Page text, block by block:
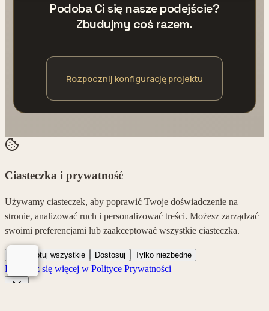
Podoba Ci się nasze podejście?
Zbudujmy coś razem.
Rozpocznij konfigurację projektu
Ciasteczka i prywatność
Używamy ciasteczek, aby poprawić Twoje doświadczenie na
stronie, analizować ruch i personalizować treści. Możesz zarządzać
swoimi preferencjami lub zaakceptować wszystkie ciasteczka.
Zaakceptuj wszystkie Dostosuj Tylko niezbędne
Dowiedz się więcej w Polityce Prywatności